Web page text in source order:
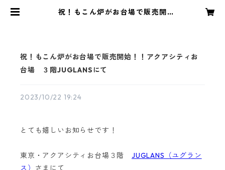
祝！もこん炉がお台場で販売開
祝！もこん炉がお台場で販売開始！！アクアシティお
台場 ３階JUGLANSにて
2023/10/22 19:24
とても嬉しいお知らせです！
東京・アクアシティお台場３階JUGLANS（ユグラン
ス） さまにて